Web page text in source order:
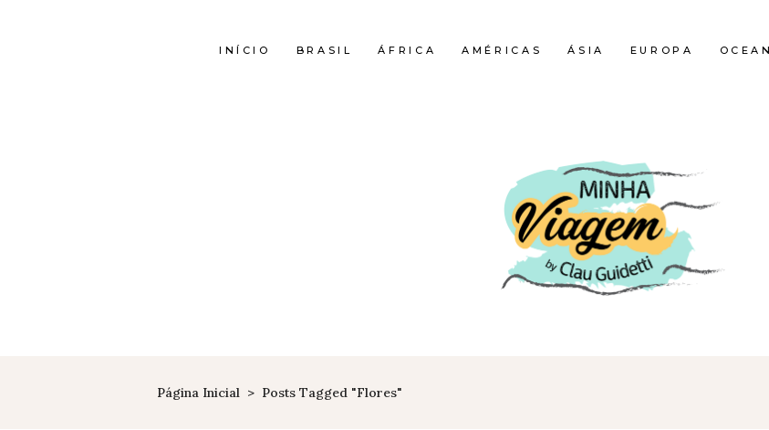
INÍCIO BRASIL ÁFRICA AMÉRICAS ÁSIA EUROPA
Página Inicial > Posts Tagged "flores"